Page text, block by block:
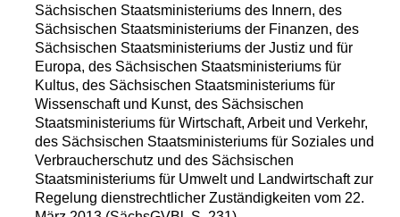
Sächsischen Staatsministeriums des Innern, des
Sächsischen Staatsministeriums der Finanzen, des
Sächsischen Staatsministeriums der Justiz und für
Europa, des Sächsischen Staatsministeriums für
Kultus, des Sächsischen Staatsministeriums für
Wissenschaft und Kunst, des Sächsischen
Staatsministeriums für Wirtschaft, Arbeit und Verkehr,
des Sächsischen Staatsministeriums für Soziales und
Verbraucherschutz und des Sächsischen
Staatsministeriums für Umwelt und Landwirtschaft zur
Regelung dienstrechtlicher Zuständigkeiten vom 22.